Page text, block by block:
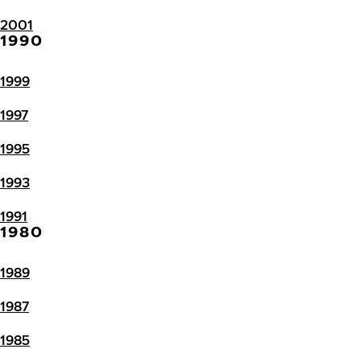
2001
1990
1999
1997
1995
1993
1991
1980
1989
1987
1985